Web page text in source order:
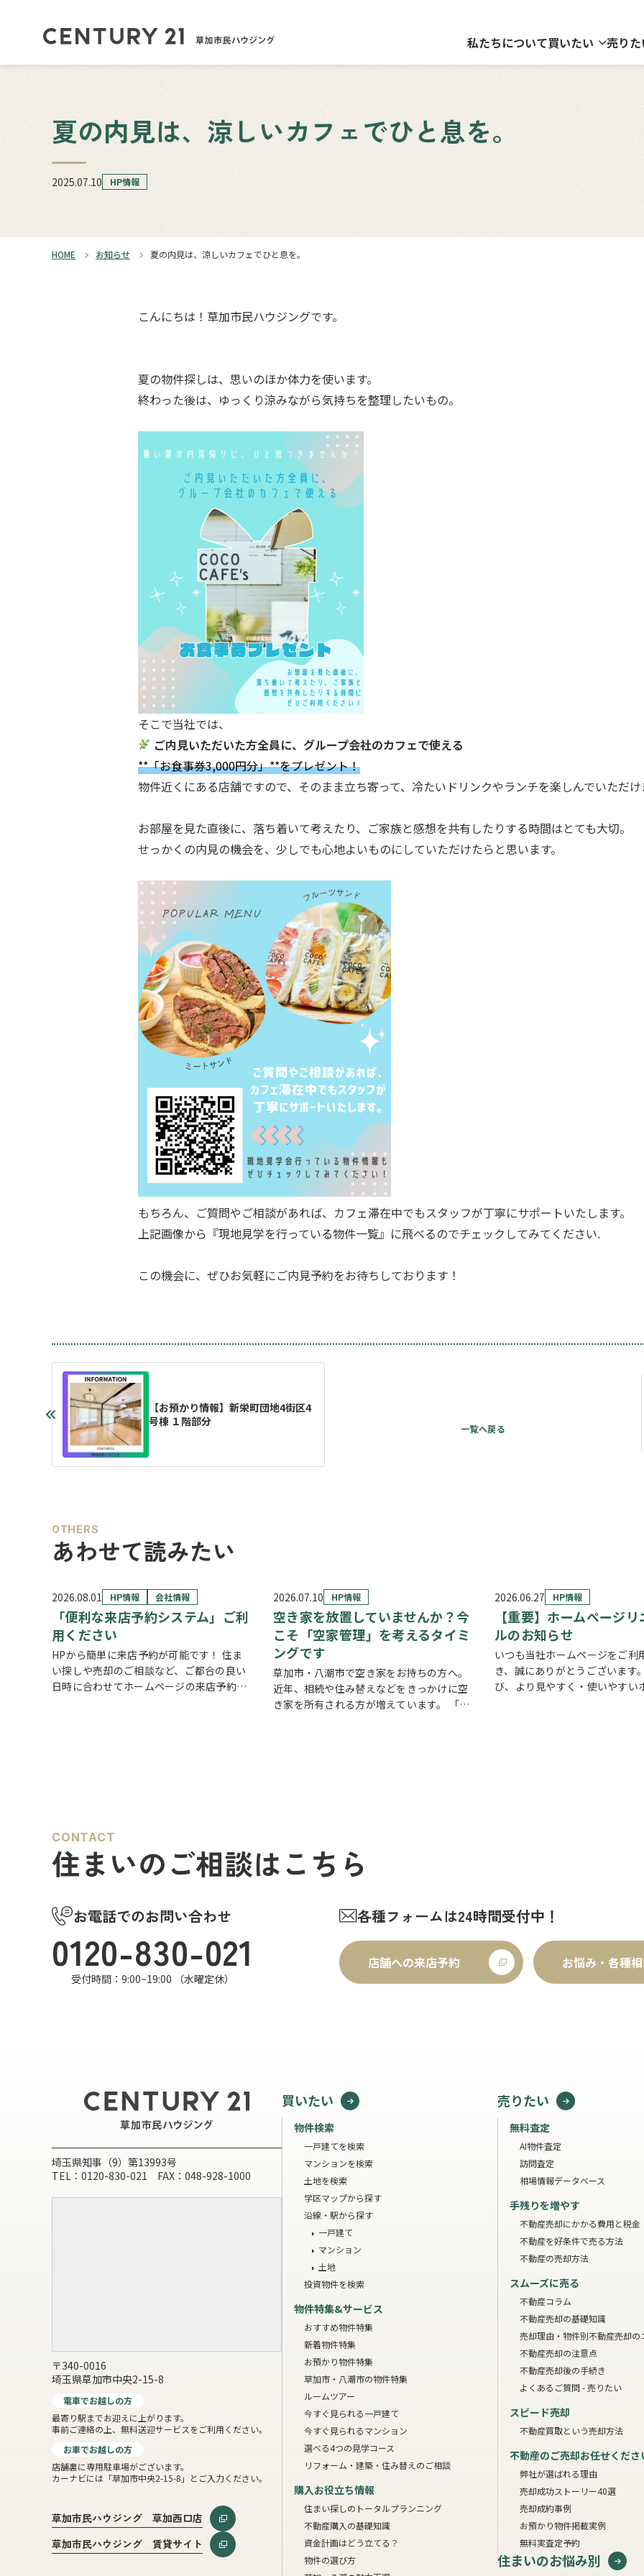
私たちについて買いたい 売りた
夏の内見は、涼しいカフェでひと息を。
2025.07.10 HP情報
HOME お知らせ 夏の内見は、涼しいカフェでひと息を。
こんにちは！草加市民ハウジングです。
夏の物件探しは、思いのほか体力を使います。
終わった後は、ゆっくり涼みながら気持ちを整理したいもの。
そこで当社では、
ご内見いただいた方全員に、グループ会社のカフェで使える
**「お食事券3,000円分」**をプレゼント！
物件近くにある店舗ですので、そのまま立ち寄って、冷たいドリンクやランチを楽しんでいただけ
お部屋を見た直後に、落ち着いて考えたり、ご家族と感想を共有したりする時間はとても大切。
せっかくの内見の機会を、少しでも心地よいものにしていただけたらと思います。
もちろん、ご質問やご相談があれば、カフェ滞在中でもスタッフが丁寧にサポートいたします。
上記画像から『現地見学を行っている物件一覧』に飛べるのでチェックしてみてください.
この機会に、ぜひお気軽にご内見予約をお待ちしております！
【お預かり情報】新栄町団地4街区4
号棟 １階部分
OTHERS
あわせて読みたい
2026.08.01 HP情報 会社情報
「便利な来店予約システム」ご利
用ください
HPから簡単に来店予約が可能です！ 住ま
い探しや売却のご相談など、ご都合の良い
日時に合わせてホームページの来店予約ボ
2026.07.10 HP情報
空き家を放置していませんか？今
こそ「空家管理」を考えるタイミ
ングです
草加市・八潮市で空き家をお持ちの方へ。
近年、相続や住み替えなどをきっかけに空
き家を所有される方が増えています。 「相
2026.06.27 HP情報
【重要】ホームページ
ルのお知らせ
いつも当社ホームページをご利
き、誠にありがとうございます
び、より見やすく・使いやすい
CONTACT
住まいのご相談はこちら
お電話でのお問い合わせ
0120-830-021
受付時間：9:00~19:00 （水曜定休）
各種フォームは24時間受付中！
店舗への来店予約 お悩み・各種
埼玉県知事（9）第13993号
TEL：0120-830-021 FAX：048-928-1000
〒340-0016
埼玉県草加市中央2-15-8
電車でお越しの方
最寄り駅までお迎えに上がります。
事前ご連絡の上、無料送迎サービスをご利用ください。
お車でお越しの方
店舗裏に専用駐車場がございます。
カーナビには「草加市中央2-15-8」とご入力ください。
草加市民ハウジング 草加西口店
草加市民ハウジング 賃貸サイト
買いたい
物件検索
一戸建てを検索
マンションを検索
土地を検索
学区マップから探す
沿線・駅から探す
一戸建て
マンション
土地
投資物件を検索
物件特集&サービス
おすすめ物件特集
新着物件特集
お預かり物件特集
草加市・八潮市の物件特集
ルームツアー
今すぐ見られる一戸建て
今すぐ見られるマンション
選べる4つの見学コース
リフォーム・建築・住み替えのご相談
購入お役立ち情報
住まい探しのトータルプランニング
不動産購入の基礎知識
資金計画はどう立てる？
物件の選び方
売りたい
無料査定
AI物件査定
訪問査定
相場情報データベース
手残りを増やす
不動産売却にかかる費用と税金
不動産を好条件で売る方法
不動産の売却方法
スムーズに売る
不動産コラム
不動産売却の基礎知識
売却理由・物件別不動産売却の
不動産売却の注意点
不動産売却後の手続き
よくあるご質問 - 売りたい
スピード売却
不動産買取という売却方法
不動産のご売却お任せくださ
弊社が選ばれる理由
売却成功ストーリー40選
売却成約事例
お預かり物件掲載実例
無料実査定予約
住まいのお悩み別